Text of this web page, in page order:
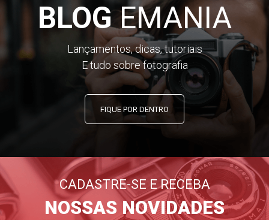
BLOGEMANIA
Lançamentos, dicas, tutoriais
E tudo sobre fotografia
FIQUE POR DENTRO
CADASTRE-SE E RECEBA
NOSSAS NOVIDADES